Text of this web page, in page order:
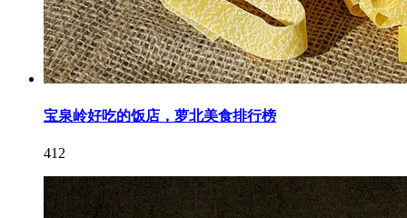
宝泉岭好吃的饭店，萝北美食排行榜
412